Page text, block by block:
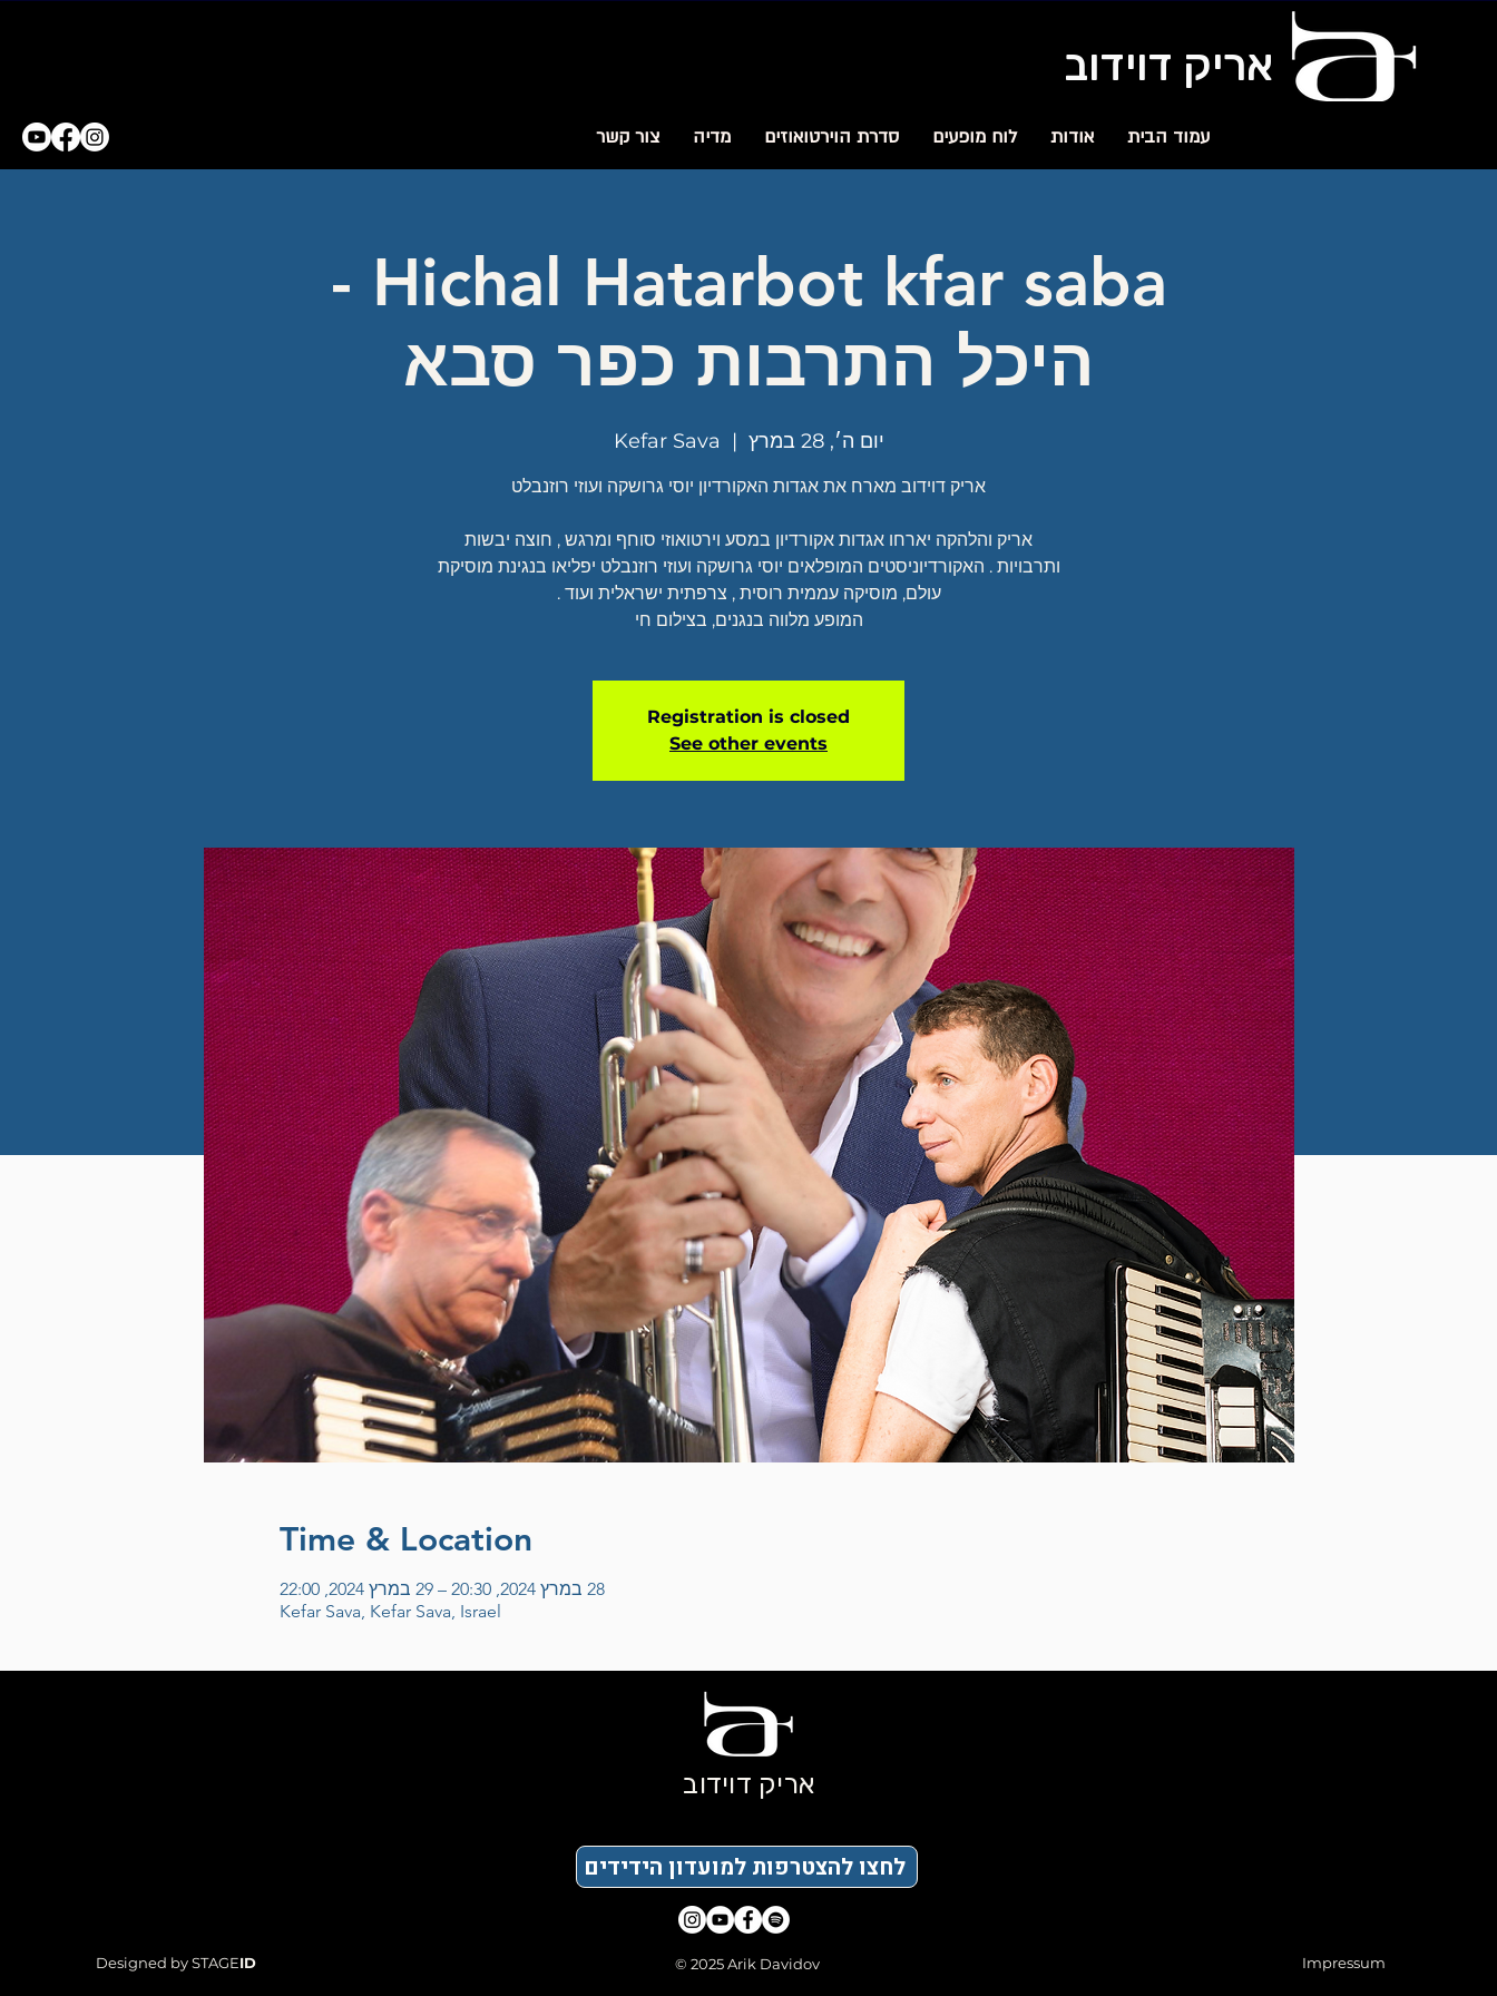
אריק דוידוב
עמוד הבית אודות לוח מופעים סדרת הוירטואוזים מדיה צור קשר
Hichal Hatarbot kfar saba -
היכל התרבות כפר סבא
יום ה׳, 28 במרץ
  |
Kefar Sava
אריק והלהקה יארחו אגדות אקורדיון במסע וירטואוזי סוחף ומרגש , חוצה יבשות
ותרבויות . האקורדיוניסטים המופלאים יוסי גרושקה ועוזי רוזנבלט יפליאו בנגינת מוסיקת
המופע מלווה בנגנים, בצילום חי
Registration is closed
See other events
Time & Location
28 במרץ 2024, 20:30 – 29 במרץ 2024, 22:00
Kefar Sava, Kefar Sava, Israel
Designed by STAGEID
אריק דוידוב
לחצו להצטרפות למועדון הידידים
© 2025 Arik Davidov Impressum